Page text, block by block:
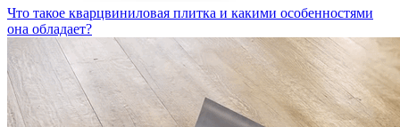
Что такое кварцвиниловая плитка и какими особенностями
она обладает?